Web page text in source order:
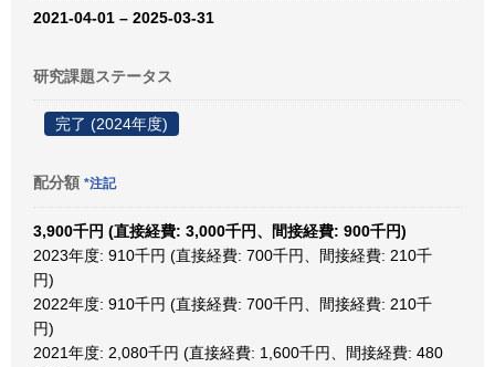
2021-04-01 – 2025-03-31
研究課題ステータス
完了 (2024年度)
配分額 *注記
3,900千円 (直接経費: 3,000千円、間接経費: 900千円)
2023年度: 910千円 (直接経費: 700千円、間接経費: 210千
円)
2022年度: 910千円 (直接経費: 700千円、間接経費: 210千
円)
2021年度: 2,080千円 (直接経費: 1,600千円、間接経費: 480